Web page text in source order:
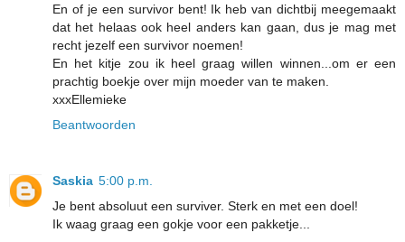
En of je een survivor bent! Ik heb van dichtbij meegemaakt
dat het helaas ook heel anders kan gaan, dus je mag met
recht jezelf een survivor noemen!
En het kitje zou ik heel graag willen winnen...om er een
prachtig boekje over mijn moeder van te maken.
xxxEllemieke
Beantwoorden
Saskia 5:00 p.m.
Je bent absoluut een surviver. Sterk en met een doel!
Ik waag graag een gokje voor een pakketje...